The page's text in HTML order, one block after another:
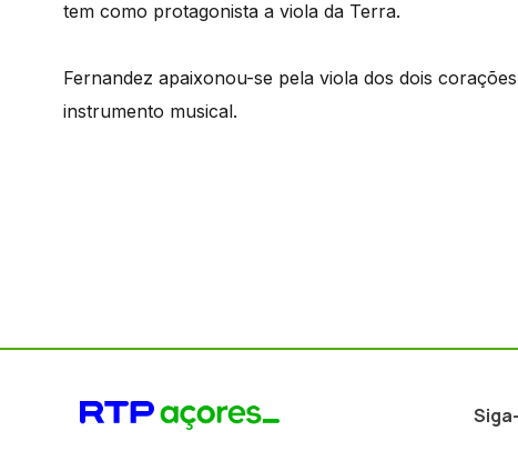
tem como protagonista a viola da Terra.
Fernandez apaixonou-se pela viola dos dois
instrumento musical.